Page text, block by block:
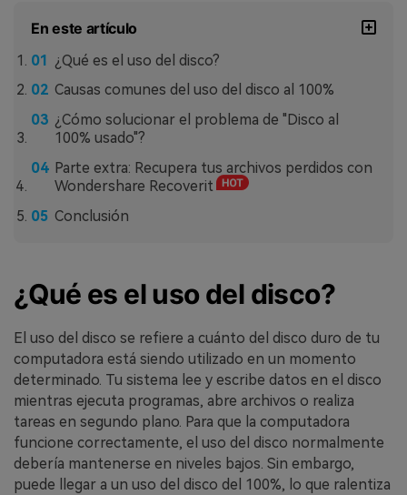
En este artículo
¿Qué es el uso del disco?
Causas comunes del uso del disco al 100%
¿Cómo solucionar el problema de "Disco al
100% usado"?
Parte extra: Recupera tus archivos perdidos con
Wondershare Recoverit
Conclusión
¿Qué es el uso del disco?
El uso del disco se refiere a cuánto del disco duro de tu
computadora está siendo utilizado en un momento
determinado. Tu sistema lee y escribe datos en el disco
mientras ejecuta programas, abre archivos o realiza
tareas en segundo plano. Para que la computadora
funcione correctamente, el uso del disco normalmente
debería mantenerse en niveles bajos. Sin embargo,
puede llegar a un uso del disco del 100%, lo que ralentiza